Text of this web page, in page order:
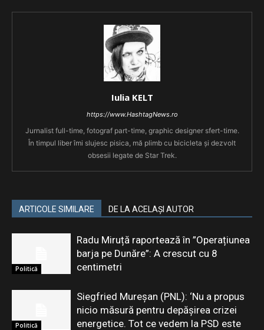
Iulia KELT
https://www.HashtagNews.ro
Jurnalist full-time, fotograf part-time, graphic designer sfert-time.
În timpul liber îmi slujesc pisica, mă plimb cu bicicleta și dezvolt
obsesii legate de Star Trek.
ARTICOLE SIMILARE DE LA ACELAȘI AUTOR
Politică
Radu Miruță raportează în ”Operațiunea
barja pe Dunăre”: A crescut cu 8
centimetri
Politică
Siegfried Mureșan (PNL): ‘Nu a propus
nicio măsură pentru depăşirea crizei
energetice. Tot ce vedem la PSD este